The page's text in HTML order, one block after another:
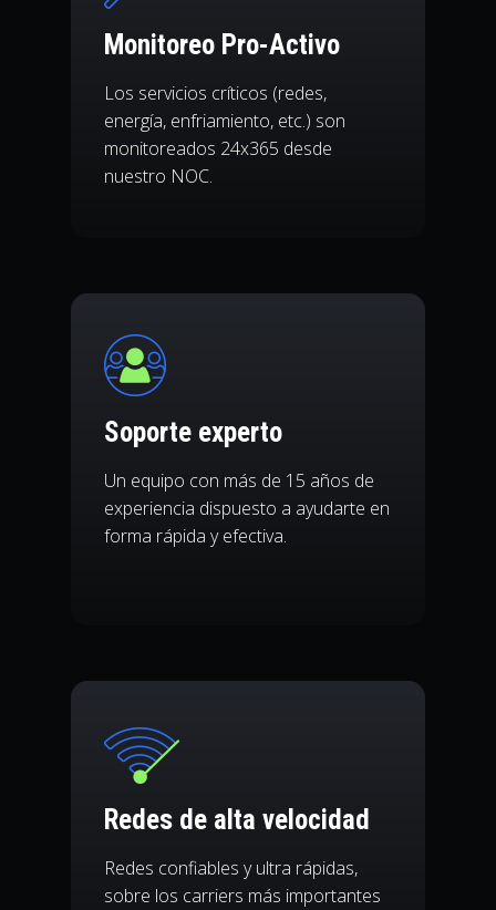
Monitoreo Pro-Activo
Los servicios críticos (redes,
energía, enfriamiento, etc.) son
monitoreados 24x365 desde
nuestro NOC.
Soporte experto
Un equipo con más de 15 años de
experiencia dispuesto a ayudarte en
forma rápida y efectiva.
Redes de alta velocidad
Redes confiables y ultra rápidas,
sobre los carriers más importantes